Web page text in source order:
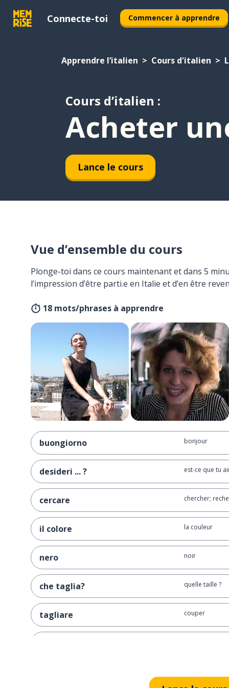
Connecte-toi Commencer à apprendre
Apprendre l’italien Cours d'italien
Cours d’italien :
Acheter
Lance le cours
Vue d’ensemble du cours
Plonge-toi dans ce cours maintenant et dans 5
l’impression d’être parti.e en Italie et d’en être
18 mots/phrases à apprendre
buongiorno bonjour
desideri ... ? est-ce que tu
cercare chercher;
il colore la couleur
nero noir
che taglia? quelle taille ?
tagliare couper